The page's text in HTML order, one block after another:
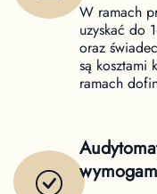
W ramach
uzyskać do
oraz
są kosztami
ramach